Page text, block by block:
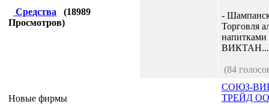
Средства (18989
Просмотров)
Новые фирмы
-
Торговля
ВИКТАН...
(84
СОЮЗ-
ТРЕЙД